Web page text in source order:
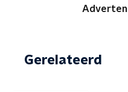
Gerelateerd